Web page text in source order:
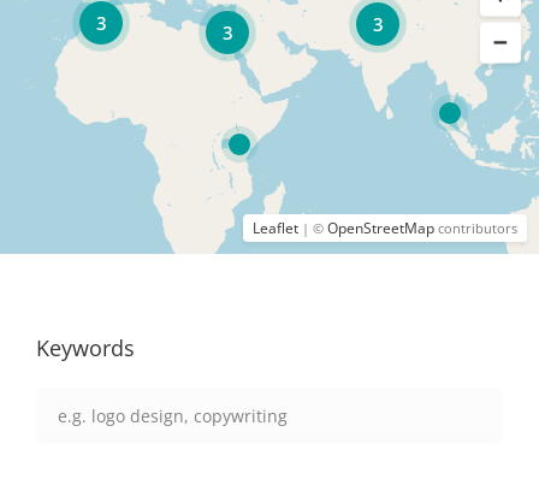
3
3
3
Leaflet | © OpenStreetMap contributors
Keywords